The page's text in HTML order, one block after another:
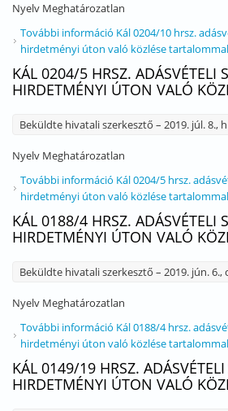
Nyelv Meghatározatlan
További információ Kál 0204/10 hrsz.
hirdetményi úton való közlése
KÁL 0204/5 HRSZ. ADÁSVÉTELI
HIRDETMÉNYI ÚTON VALÓ
Beküldte hivatali szerkesztő – 2019. júl. 8.,
Nyelv Meghatározatlan
További információ Kál 0204/5 hrsz.
hirdetményi úton való közlése
KÁL 0188/4 HRSZ. ADÁSVÉTELI
HIRDETMÉNYI ÚTON VALÓ
Beküldte hivatali szerkesztő – 2019. jún. 6.,
Nyelv Meghatározatlan
További információ Kál 0188/4 hrsz.
hirdetményi úton való közlése
KÁL 0149/19 HRSZ. ADÁSVÉTELI
HIRDETMÉNYI ÚTON VALÓ